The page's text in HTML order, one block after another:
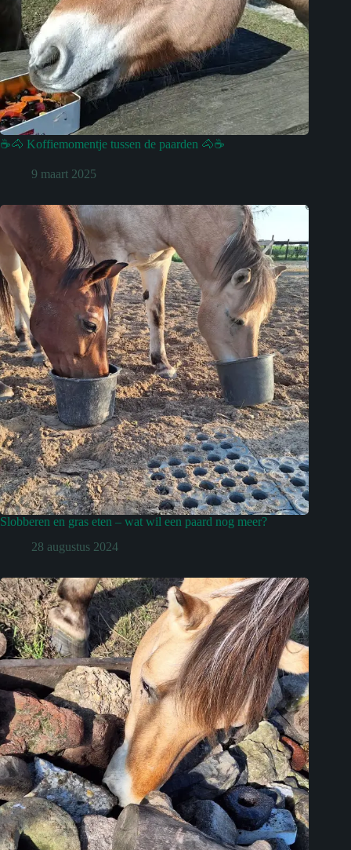
☕🐴 Koffiemomentje tussen de paarden 🐴☕
9 maart 2025
Slobberen en gras eten – wat wil een paard nog meer?
28 augustus 2024